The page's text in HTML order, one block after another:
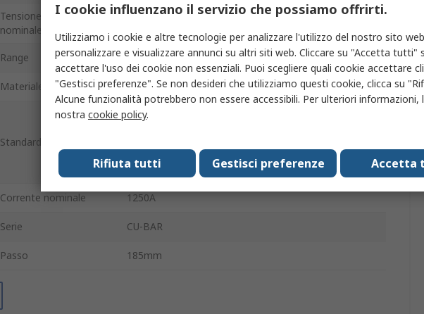
Tensione operativa
nominale
Range Eaton xEffect SASY 60i
Materiale Rame stagnato
Standard/Approvazioni
North America (UL,CSA ), IEC 60439-1, CSA (File No.
approbation report), UL508A, CE marking, CSA-C22.2
No. 14
Corrente nominale 1250A
Serie CU-BAR
Passo 185mm
I cookie influenzano il servizio che possiamo offrirti.
Utilizziamo i cookie e altre tecnologie per analizzare l'utilizzo del nostro sito
personalizzare e visualizzare annunci su altri siti web. Cliccare su "Accetta tutti"
accettare l'uso dei cookie non essenziali. Puoi scegliere quali cookie accettare
"Gestisci preferenze". Se non desideri che utilizziamo questi cookie, clicca su
Alcune funzionalità potrebbero non essere accessibili. Per ulteriori informazioni,
nostra cookie policy.
Accetta
Gestisci preferenze
Rifiuta tutti